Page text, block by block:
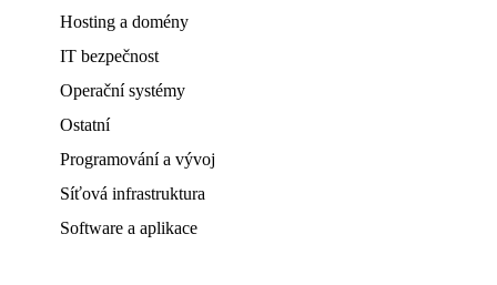
Hosting a domény
IT bezpečnost
Operační systémy
Ostatní
Programování a vývoj
Síťová infrastruktura
Software a aplikace